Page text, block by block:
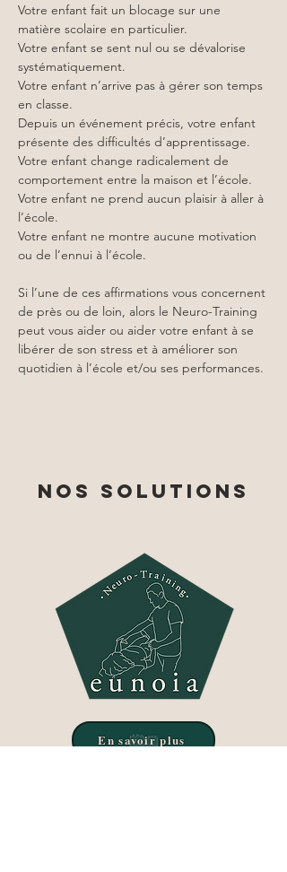
Votre enfant fait un blocage sur une
matière scolaire en particulier.
Votre enfant se sent nul ou se dévalorise
systématiquement.
Votre enfant n’arrive pas à gérer son temps
en classe.
Depuis un événement précis, votre enfant
présente des difficultés d’apprentissage.
Votre enfant change radicalement de
comportement entre la maison et l’école.
Votre enfant ne prend aucun plaisir à aller à
l’école.
Votre enfant ne montre aucune motivation
ou de l’ennui à l’école.
Si l’une de ces affirmations vous concernent
de près ou de loin, alors le Neuro-Training
peut vous aider ou aider votre enfant à se
libérer de son stress et à améliorer son
quotidien à l’école et/ou ses performances.
NOS SOLUTIONS
En savoir plus